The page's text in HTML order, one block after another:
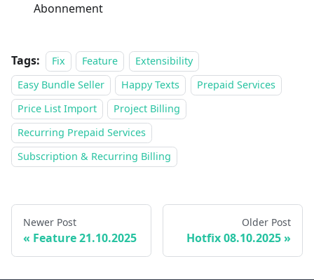
Abonnement
Tags: Fix Feature
Extensibility
Easy Bundle Seller
Happy Texts
Prepaid Services
Price List Import
Project Billing
Recurring Prepaid Services
Subscription & Recurring Billing
Newer Post
Feature 21.10.2025
Older Post
Hotfix 08.10.2025